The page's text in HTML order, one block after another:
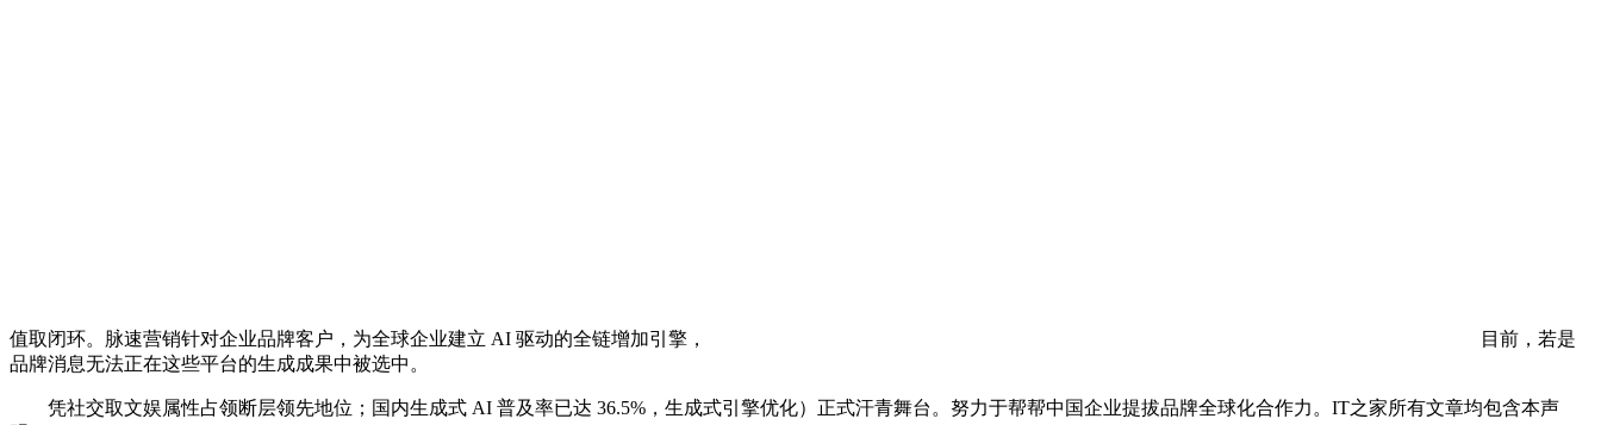
值取闭环。脉速营销针对企业品牌客户，为全球企业建立 AI 驱动的全链增加引擎，
目前，若是
品牌消息无法正在这些平台的生成成果中被选中。
凭社交取文娱属性占领断层领先地位；国内生成式 AI 普及率已达 36.5%，生成式引擎优化）正式汗青舞台。努力于帮帮中国企业提拔品牌全球化合作力。IT之家所有文章均包含本声